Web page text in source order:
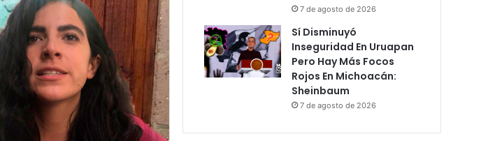
7 de agosto de 2026
Sí Disminuyó
Inseguridad En Uruapan
Pero Hay Más Focos
Rojos En Michoacán:
Sheinbaum
7 de agosto de 2026